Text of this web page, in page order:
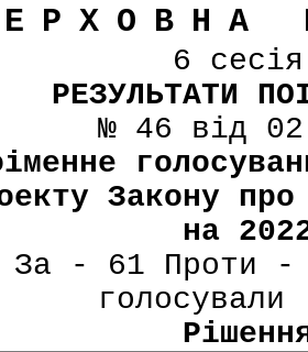
6
РЕЗУЛЬТАТИ
№ 46 від
Закону
на
За - 61 Проти -